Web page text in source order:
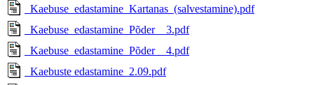
_Kaebuse_edastamine_Kartanas_(salvestamine).pdf
_Kaebuse_edastamine_Põder__3.pdf
_Kaebuse_edastamine_Põder__4.pdf
_Kaebuste edastamine_2.09.pdf